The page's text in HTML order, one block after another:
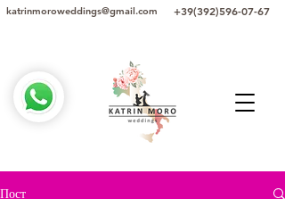
+39(392)596-07-67
katrinmoroweddings@gmail.com
Пост